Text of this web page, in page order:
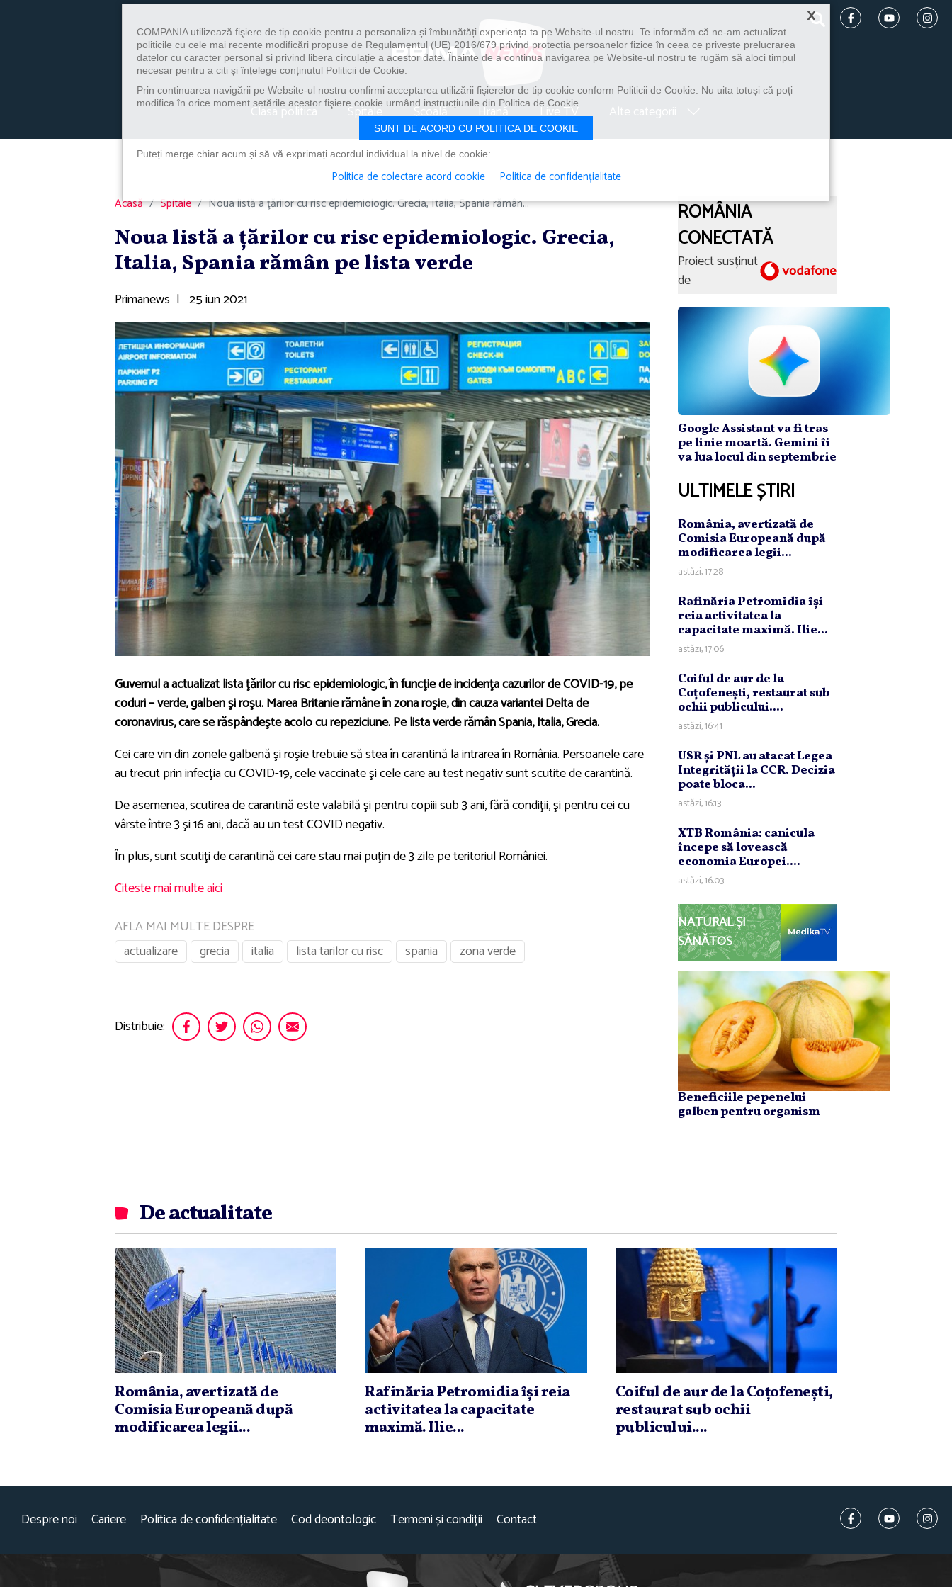
Clasa politica Spitale Școală Hrană Live TV
Acasă Spitale Noua listă a ţărilor cu risc epidemiologic. Grecia, Italia, Spania rămân...
Noua listă a ţărilor cu risc epidemiologic. Grecia,
Italia, Spania rămân pe lista verde
Primanews | 25 iun 2021
Guvernul a actualizat lista ţărilor cu risc epidemiologic, în funcţie de incidenţa cazurilor de COVID-19, pe
coduri – verde, galben şi roşu. Marea Britanie rămâne în zona roşie, din cauza variantei Delta de
coronavirus, care se răspândeşte acolo cu repeziciune. Pe lista verde rămân Spania, Italia, Grecia.
Cei care vin din zonele galbenă şi roşie trebuie să stea în carantină la intrarea în România. Persoanele care
au trecut prin infecţia cu COVID-19, cele vaccinate şi cele care au test negativ sunt scutite de carantină.
De asemenea, scutirea de carantină este valabilă şi pentru copiii sub 3 ani, fără condiţii, şi pentru cei cu
vârste între 3 şi 16 ani, dacă au un test COVID negativ.
În plus, sunt scutiţi de carantină cei care stau mai puţin de 3 zile pe teritoriul României.
Citeste mai multe aici
AFLA MAI MULTE DESPRE
actualizare
grecia italia lista tarilor cu risc spania zona verde
Distribuie:
ROMÂNIA
CONECTATĂ
Proiect susținut
de
Google Assistant va fi tras
pe linie moartă. Gemini îi
va lua locul din septembrie
ULTIMELE ȘTIRI
România, avertizată de
Comisia Europeană după
modificarea legii...
astăzi, 17:28
Rafinăria Petromidia îşi
reia activitatea la
capacitate maximă. Ilie...
astăzi, 17:06
Coiful de aur de la
Coţofeneşti, restaurat sub
ochii publicului....
astăzi, 16:41
USR şi PNL au atacat Legea
Integrităţii la CCR. Decizia
poate bloca...
astăzi, 16:13
XTB România: canicula
începe să lovească
economia Europei....
astăzi, 16:03
NATURAL ȘI
SĂNĂTOS
Beneficiile pepenelui
galben pentru organism
De actualitate
România, avertizată de
Comisia Europeană după
modificarea legii...
Rafinăria Petromidia îşi reia
activitatea la capacitate
maximă. Ilie...
Coiful de aur de la Coţofeneşti,
restaurat sub ochii
publicului....
Despre noi Cariere Politica de confidențialitate Cod deontologic Termeni și condiții Contact
×
COMPANIA utilizează fişiere de tip cookie pentru a personaliza și îmbunătăți experiența ta pe Website-ul nostru. Te informăm că ne-am actualizat
politicile cu cele mai recente modificări propuse de Regulamentul (UE) 2016/679 privind protecția persoanelor fizice în ceea ce privește prelucrarea
datelor cu caracter personal și privind libera circulație a acestor date. Înainte de a continua navigarea pe Website-ul nostru te rugăm să aloci timpul
necesar pentru a citi și înțelege conținutul Politicii de Cookie.
Prin continuarea navigării pe Website-ul nostru confirmi acceptarea utilizării fişierelor de tip cookie conform Politicii de Cookie. Nu uita totuși că poți
modifica în orice moment setările acestor fişiere cookie urmând instrucțiunile din Politica de Cookie.
SUNT DE ACORD CU POLITICA DE COOKIE
Puteți merge chiar acum și să vă exprimați acordul individual la nivel de cookie:
Politica de colectare acord cookie Politica de confidențialitate